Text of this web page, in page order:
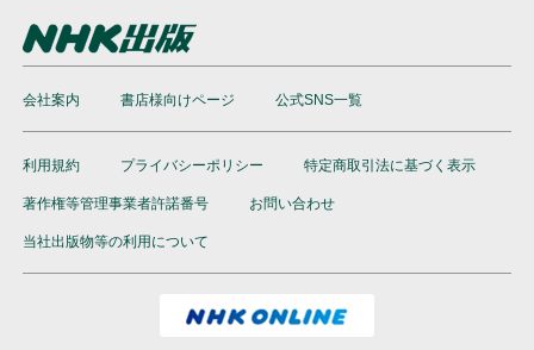
会社案内 書店様向けページ 公式SNS一覧
利用規約 プライバシーポリシー 特定商取引法に基づく表示
著作権等管理事業者許諾番号 お問い合わせ
当社出版物等の利用について